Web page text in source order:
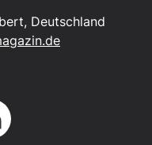
Deutschland